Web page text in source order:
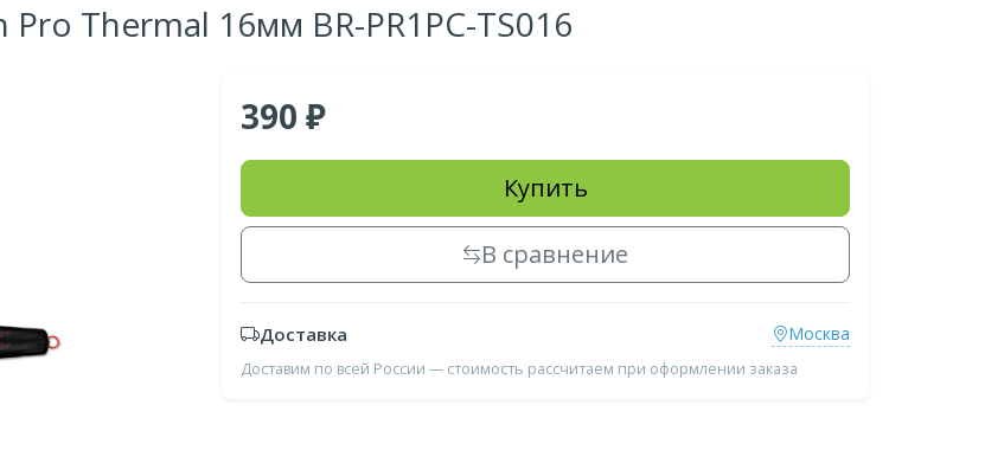
Thermal 16мм BR-PR1PC-TS016
390
Купить
В сравнение
Доставка Москва
Доставим по всей России — стоимость рассчитаем при оформлении заказа